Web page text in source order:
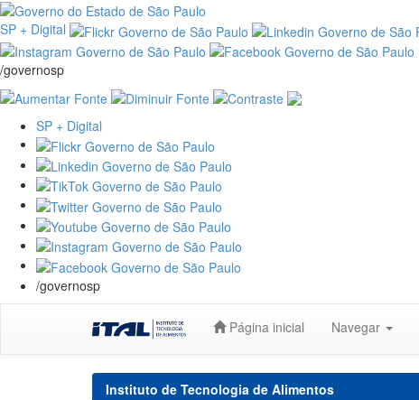
SP + Digital
/governosp
SP + Digital
/governosp
Página inicial Navegar
Instituto de Tecnologia de Alimentos